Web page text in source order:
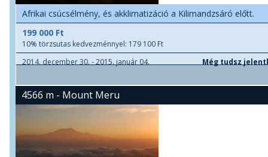
Afrikai csúcsélmény, és akklimatizáció a Kilimandzsáró előtt.
199 000 Ft
10% törzsutas kedvezménnyel: 179 100 Ft
Még tudsz
2014. december 30. - 2015. január 04.
4566 m - Mount Meru